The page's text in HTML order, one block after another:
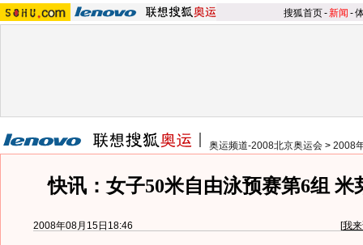
搜狐首页-新闻 -
奥运频道-2008北京奥运会 > 2008
快讯：女子50米自由泳预赛第6组 米
2008年08月15日18:46 [我